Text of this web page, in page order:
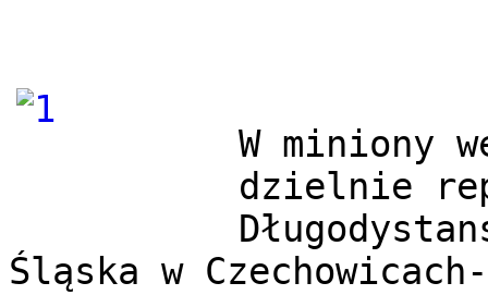
W miniony
dzielnie
Śląska w